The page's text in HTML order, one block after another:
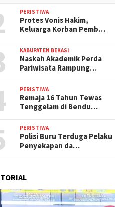
PERISTIWA
Protes Vonis Hakim,
Keluarga Korban Pemb…
KABUPATEN BEKASI
Naskah Akademik Perda
Pariwisata Rampung…
PERISTIWA
Remaja 16 Tahun Tewas
Tenggelam di Bendu…
PERISTIWA
Polisi Buru Terduga Pelaku
Penyekapan da…